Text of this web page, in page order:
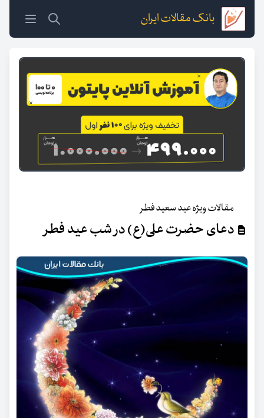
بانک مقالات ایران
مقالات ویژه عید سعید فطر
دعای حضرت علی(ع) در شب عید فطر